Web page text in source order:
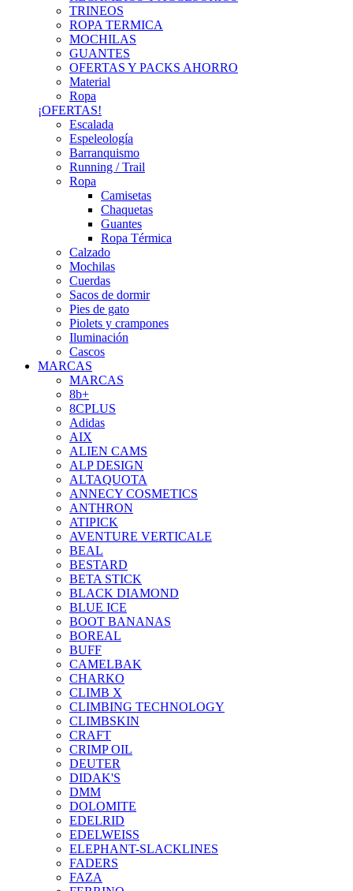
TRINEOS
ROPA TERMICA
MOCHILAS
GUANTES
OFERTAS Y PACKS AHORRO
Material
Ropa
¡OFERTAS!
Escalada
Espeleología
Barranquismo
Running / Trail
Ropa
Camisetas
Chaquetas
Guantes
Ropa Térmica
Calzado
Mochilas
Cuerdas
Sacos de dormir
Pies de gato
Piolets y crampones
Iluminación
Cascos
MARCAS
MARCAS
8b+
8CPLUS
Adidas
AIX
ALIEN CAMS
ALP DESIGN
ALTAQUOTA
ANNECY COSMETICS
ANTHRON
ATIPICK
AVENTURE VERTICALE
BEAL
BESTARD
BETA STICK
BLACK DIAMOND
BLUE ICE
BOOT BANANAS
BOREAL
BUFF
CAMELBAK
CHARKO
CLIMB X
CLIMBING TECHNOLOGY
CLIMBSKIN
CRAFT
CRIMP OIL
DEUTER
DIDAK'S
DMM
DOLOMITE
EDELRID
EDELWEISS
ELEPHANT-SLACKLINES
FADERS
FAZA